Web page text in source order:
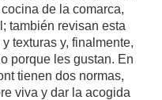
de la comarca,
también revisan esta
texturas y, finalmente,
porque les gustan. En
tienen dos normas,
viva y dar la acogida